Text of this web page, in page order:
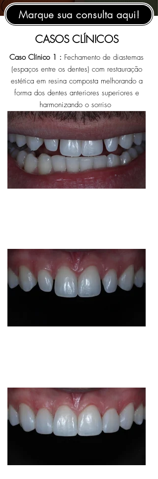
Marque sua consulta aqui!
CASOS CLÍNICOS
Caso Clínico 1 : Fechamento de diastemas
(espaços entre os dentes) com restauração
estética em resina composta melhorando a
forma dos dentes anteriores superiores e
harmonizando o sorriso